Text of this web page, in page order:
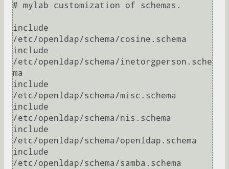
# mylab customization of schemas.
include
/etc/openldap/schema/cosine.schema
include
/etc/openldap/schema/inetorgperson.sche
ma
include
/etc/openldap/schema/misc.schema
include
/etc/openldap/schema/nis.schema
include
/etc/openldap/schema/openldap.schema
include
/etc/openldap/schema/samba.schema